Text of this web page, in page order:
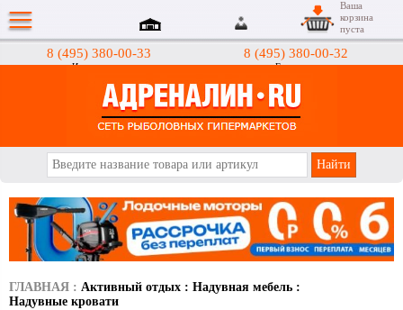
8 (495) 380-00-33
Интернет-магазин
8 (495) 380-00-32
Гипермаркеты
Ваша
корзина
пуста
ГЛАВНАЯ : Активный отдых : Надувная мебель :
Надувные кровати